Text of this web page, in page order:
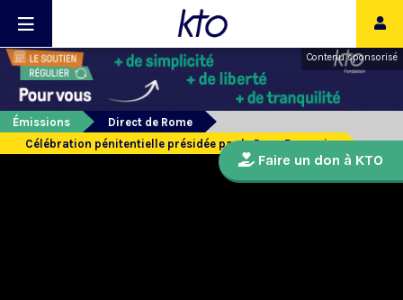
Contenu sponsorisé
Émissions
Direct de Rome
Célébration pénitentielle présidée par le Pape François
Faire un don à KTO